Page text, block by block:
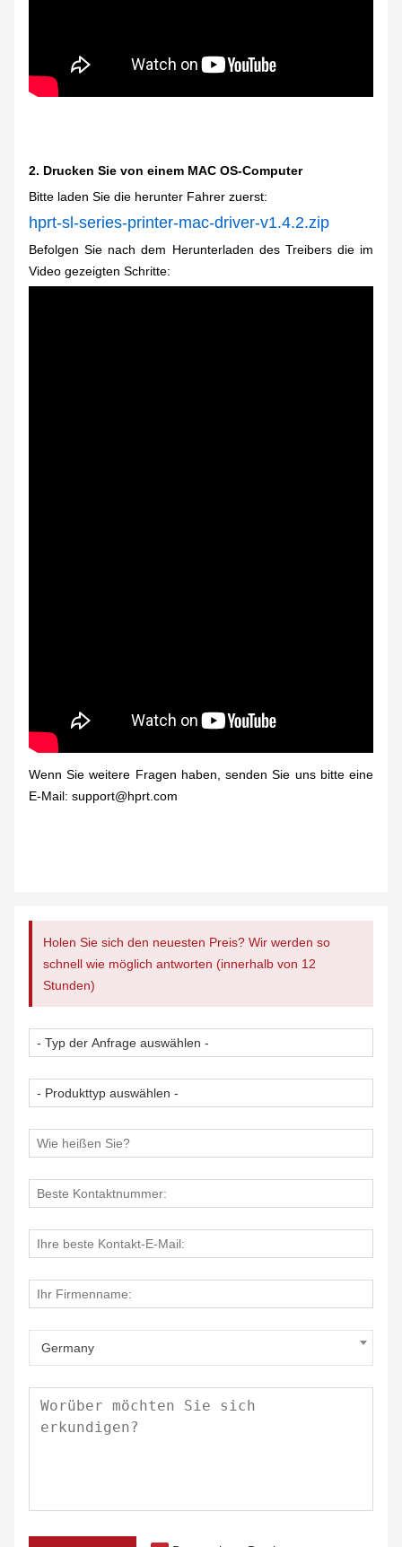
2. Drucken Sie von einem MAC OS-Computer
Bitte laden Sie die herunter Fahrer zuerst:
hprt-sl-series-printer-mac-driver-v1.4.2.zip
Befolgen Sie nach dem Herunterladen des Treibers die im
Video gezeigten Schritte:
Wenn Sie weitere Fragen haben, senden Sie uns bitte eine
E-Mail: support@hprt.com
Holen Sie sich den neuesten Preis? Wir werden so
schnell wie möglich antworten (innerhalb von 12
Stunden)
Germany